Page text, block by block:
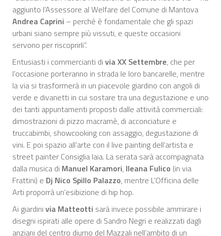
aggiunto l’Assessore al Welfare del Comune di Mantova
Andrea Caprini – perché è fondamentale che gli spazi
urbani siano sempre più vissuti, e queste occasioni
servono per riscoprirli”.
Entusiasti i commercianti di via XX Settembre, che per
l’occasione porteranno in strada le loro bancarelle, mentre
la via si trasformerà in un piacevole giardino con angoli di
verde e divanetti in cui sostare tra una degustazione e uno
dei tanti appuntamenti proposti dalle attività commerciali:
dimostrazioni di pizzo macramè, di acconciature e
truccabimbi, showcooking con assaggio, degustazione di
vini. E poi spazio all’arte con il live painting dell’artista e
street painter Consiglia Iaia. La serata sarà accompagnata
dalla musica di Manuel Karamori, Ileana Fulico (in via
Frattini) e Dj Nico Spillo Palazzo, mentre L’Officina delle
Arti proporrà un’esibizione di hip hop.
Ai giardini via Matteotti sarà invece possibile ammirare i
disegni ispirati alle opere di Sandro Negri e realizzati dagli
anziani del centro diurno del Mazzali nell’ambito di un